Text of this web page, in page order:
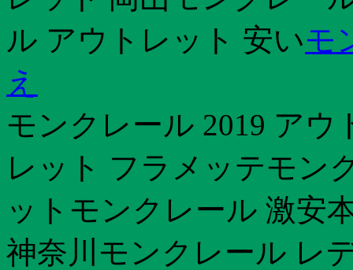
ル アウトレット 安いモ
え
モンクレール 2019 ア
レット フラメッテモン
ットモンクレール 激安
神奈川モンクレール レ